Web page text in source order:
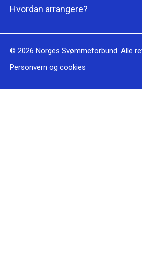
Hvordan arrangere?
© 2026 Norges Svømmeforbund. Alle
Personvern og cookies